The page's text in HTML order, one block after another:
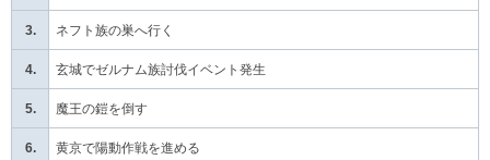
3. ネフト族の巣へ行く
4. 玄城でゼルナム族討伐イベント発生
5. 魔王の鎧を倒す
6. 黄京で陽動作戦を進める